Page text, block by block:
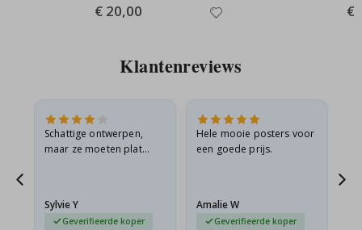
Special
Price
€ 20,00 €
Klantenreviews
Schattige ontwerpen,
maar ze moeten plat
beetje…
Sylvie Y
Geverifieerde koper
Hele mooie posters voor
een goede prijs.
Amalie W
Geverifieerde koper